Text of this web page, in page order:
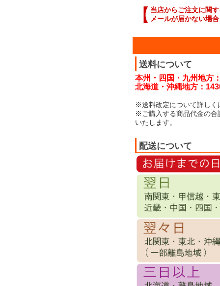
【 当店からご注文に関
メールが届かない場合
送料について
本州・四国・九州地方
北海道・沖縄地方：
※送料改定について詳しく
※ご購入する商品代金の合
いたします。
配送について